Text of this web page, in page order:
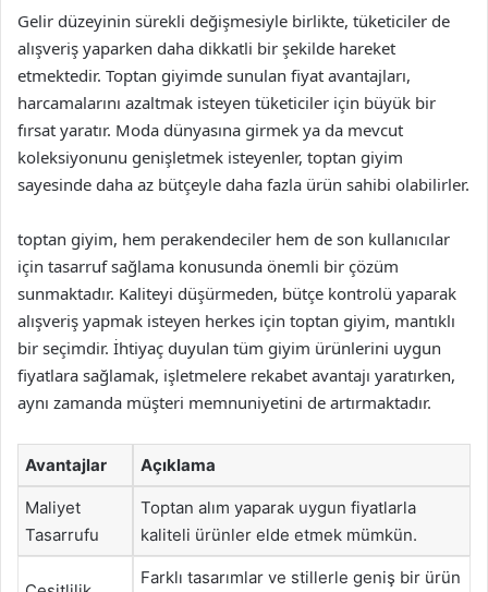
Gelir düzeyinin sürekli değişmesiyle birlikte, tüketiciler de
alışveriş yaparken daha dikkatli bir şekilde hareket
etmektedir. Toptan giyimde sunulan fiyat avantajları,
harcamalarını azaltmak isteyen tüketiciler için büyük bir
fırsat yaratır. Moda dünyasına girmek ya da mevcut
koleksiyonunu genişletmek isteyenler, toptan giyim
sayesinde daha az bütçeyle daha fazla ürün sahibi olabilirler.
toptan giyim, hem perakendeciler hem de son kullanıcılar
için tasarruf sağlama konusunda önemli bir çözüm
sunmaktadır. Kaliteyi düşürmeden, bütçe kontrolü yaparak
alışveriş yapmak isteyen herkes için toptan giyim, mantıklı
bir seçimdir. İhtiyaç duyulan tüm giyim ürünlerini uygun
fiyatlara sağlamak, işletmelere rekabet avantajı yaratırken,
aynı zamanda müşteri memnuniyetini de artırmaktadır.
Avantajlar Açıklama
Maliyet
Tasarrufu
Toptan alım yaparak uygun fiyatlarla
kaliteli ürünler elde etmek mümkün.
Farklı tasarımlar ve stillerle geniş bir ürün